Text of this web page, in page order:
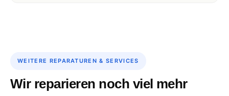
WEITERE REPARATUREN & SERVICES
Wir reparieren noch viel mehr